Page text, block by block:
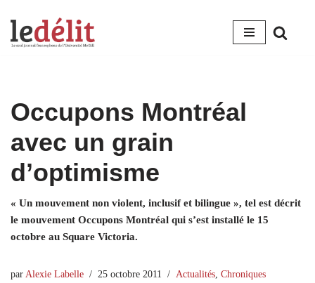
Aller
Occupons Montréal
avec un grain
d’optimisme
« Un mouvement non violent, inclusif et bilingue », tel est décrit
le mouvement Occupons Montréal qui s’est installé le 15
octobre au Square Victoria.
par Alexie Labelle 25 octobre 2011 Actualités Chroniques